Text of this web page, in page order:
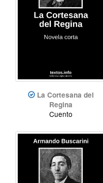
La Cortesana del
Regina
Cuento